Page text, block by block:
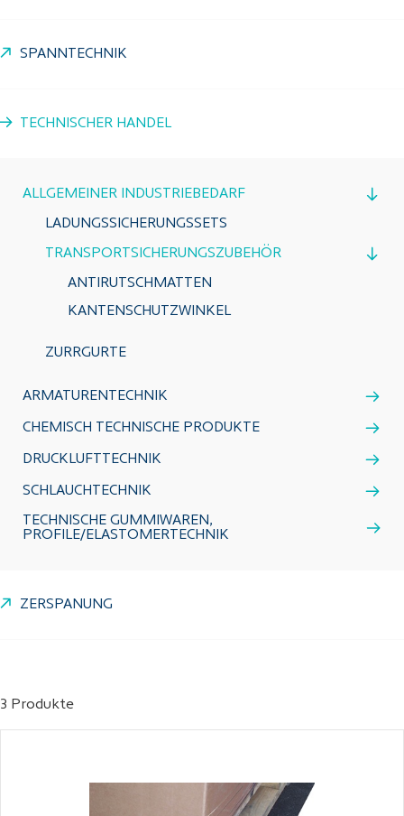
SPANNTECHNIK
TECHNISCHER HANDEL
ALLGEMEINER INDUSTRIEBEDARF
LADUNGSSICHERUNGSSETS
TRANSPORTSICHERUNGSZUBEHÖR
ANTIRUTSCHMATTEN
KANTENSCHUTZWINKEL
ZURRGURTE
ARMATURENTECHNIK
CHEMISCH TECHNISCHE PRODUKTE
DRUCKLUFTTECHNIK
SCHLAUCHTECHNIK
TECHNISCHE GUMMIWAREN,
PROFILE/ELASTOMERTECHNIK
ZERSPANUNG
3 Produkte